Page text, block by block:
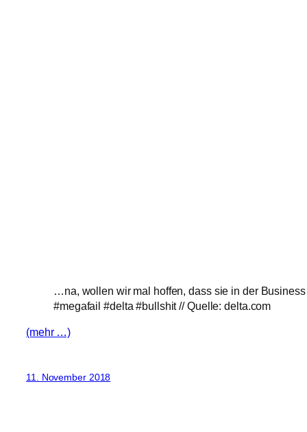
…na, wollen wir mal hoffen, dass sie in der
#megafail #delta #bullshit // Quelle: delta.com
(mehr …)
11. November 2018